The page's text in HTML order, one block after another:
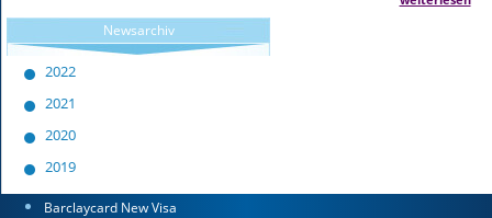
Newsarchiv
2022
2021
2020
2019
Barclaycard New Visa